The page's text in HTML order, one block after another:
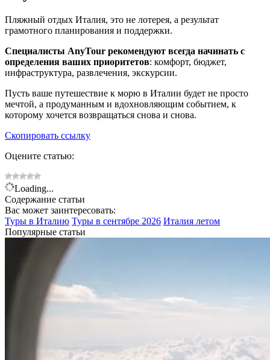
Пляжный отдых Италия, это не лотерея, а результат
грамотного планирования и поддержки.
Специалисты AnyTour рекомендуют всегда начинать с
определения ваших приоритетов: комфорт, бюджет,
инфраструктура, развлечения, экскурсии.
Пусть ваше путешествие к морю в Италии будет не просто
мечтой, а продуманным и вдохновляющим событием, к
которому хочется возвращаться снова и снова.
Скопировать ссылку
Оцените статью:
Loading...
Содержание статьи
Вас может заинтересовать:
Туры в Италию Туры в сентябре 2026 Италия летом
Популярные статьи